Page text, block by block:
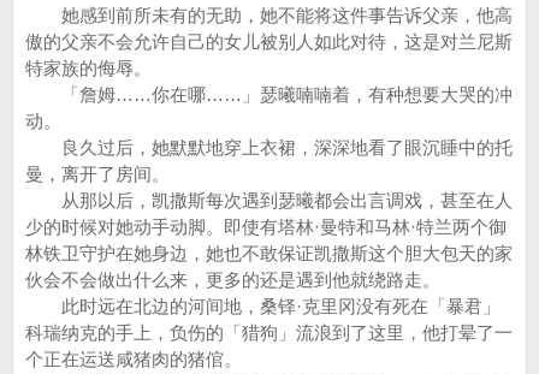
她感到前所未有的无助，她不能将这件事告诉父亲，他高
傲的父亲不会允许自己的女儿被别人如此对待，这是对兰尼斯
特家族的侮辱。
「詹姆……你在哪……」瑟曦喃喃着，有种想要大哭的冲
动。
良久过后，她默默地穿上衣裙，深深地看了眼沉睡中的托
曼，离开了房间。
从那以后，凯撒斯每次遇到瑟曦都会出言调戏，甚至在人
少的时候对她动手动脚。即使有塔林·曼特和马林·特兰两个御
林铁卫守护在她身边，她也不敢保证凯撒斯这个胆大包天的家
伙会不会做出什么来，更多的还是遇到他就绕路走。
此时远在北边的河间地，桑铎·克里冈没有死在「暴君」
科瑞纳克的手上，负伤的「猎狗」流浪到了这里，他打晕了一
个正在运送咸猪肉的猪倌。